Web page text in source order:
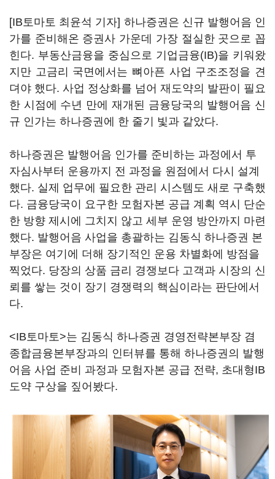
[IB토마토 최윤석 기자] 하나증권은 신규 발행어음 인
가를 준비해온 증권사 가운데 가장 절실한 곳으로 꼽
힌다. 부동산금융을 중심으로 기업금융(IB)을 키워왔
지만 고금리 국면에서는 뼈아픈 사업 구조조정을 견
뎌야 했다. 사업 정상화를 넘어 재도약의 발판이 필요
한 시점에 수년 만에 재개된 금융당국의 발행어음 신
규 인가는 하나증권에 한 줄기 빛과 같았다.
하나증권은 발행어음 인가를 준비하는 과정에서 투
자심사부터 운용까지 전 과정을 원점에서 다시 설계
했다. 실제 업무에 필요한 관리 시스템도 새로 구축했
다. 금융당국이 요구한 모험자본 공급 계획 역시 단순
한 방향 제시에 그치지 않고 세부 운영 방안까지 마련
했다. 발행어음 사업을 총괄하는 김동식 하나증권 본
부장은 여기에 더해 장기적인 운용 차별화에 방점을
찍었다. 당장의 상품 금리 경쟁보다 고객과 시장의 신
뢰를 쌓는 것이 장기 경쟁력의 핵심이라는 판단에서
다.
<IB토마토>는 김동식 하나증권 경영전략본부장 겸
종합금융본부장과의 인터뷰를 통해 하나증권의 발행
어음 사업 준비 과정과 모험자본 공급 전략, 초대형IB
도약 구상을 짚어봤다.